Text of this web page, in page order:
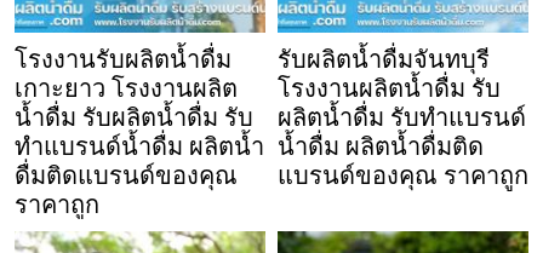
โรงงานรับผลิตน้ำดื่ม
เกาะยาว โรงงานผลิต
น้ำดื่ม รับผลิตน้ำดื่ม รับ
ทำแบรนด์น้ำดื่ม ผลิตน้ำ
ดื่มติดแบรนด์ของคุณ
ราคาถูก
รับผลิตน้ำดื่มจันทบุรี
โรงงานผลิตน้ำดื่ม รับ
ผลิตน้ำดื่ม รับทำแบรนด์
น้ำดื่ม ผลิตน้ำดื่มติด
แบรนด์ของคุณ ราคาถูก